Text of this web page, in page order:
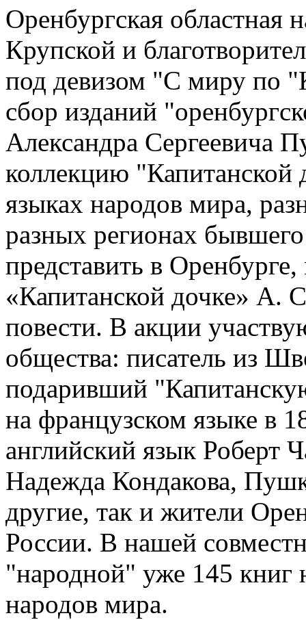
Оренбургская областная
Крупской и
под девизом "С миру по
сбор изданий
Александра Сергеевича
коллекцию "Капитанской
языках народов мира,
разных регионах
представить в
«Капитанской дочке» А.
повести. В акции
общества: писатель из
подаривший
на французском языке в
английский язык Роберт
Надежда Кондакова,
другие, так и жители
России. В нашей
"народной" уже 145 книг
народов мира.